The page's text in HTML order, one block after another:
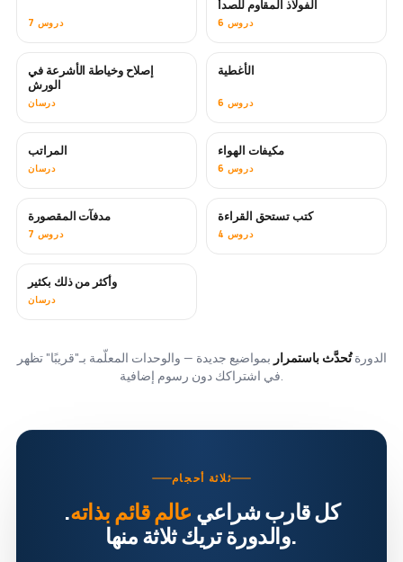
7 دروس
الفولاذ المقاوم للصدأ
6 دروس
قريبًا
إصلاح وخياطة الأشرعة في
الورش
درسان
الأغطية
6 دروس
المراتب
درسان
قريبًا
مكيفات الهواء
6 دروس
قريبًا
مدفآت المقصورة
7 دروس
قريبًا
كتب تستحق القراءة
4 دروس
قريبًا
وأكثر من ذلك بكثير
درسان
الدورةتُحدَّث باستمرار بمواضيع جديدة — والوحدات المعلّمة بـ"قريبًا" تظهر
في اشتراكك دون رسوم إضافية.
ثلاثة أحجام
كل قارب شراعي عالم قائم بذاته.
والدورة تريك ثلاثة منها.